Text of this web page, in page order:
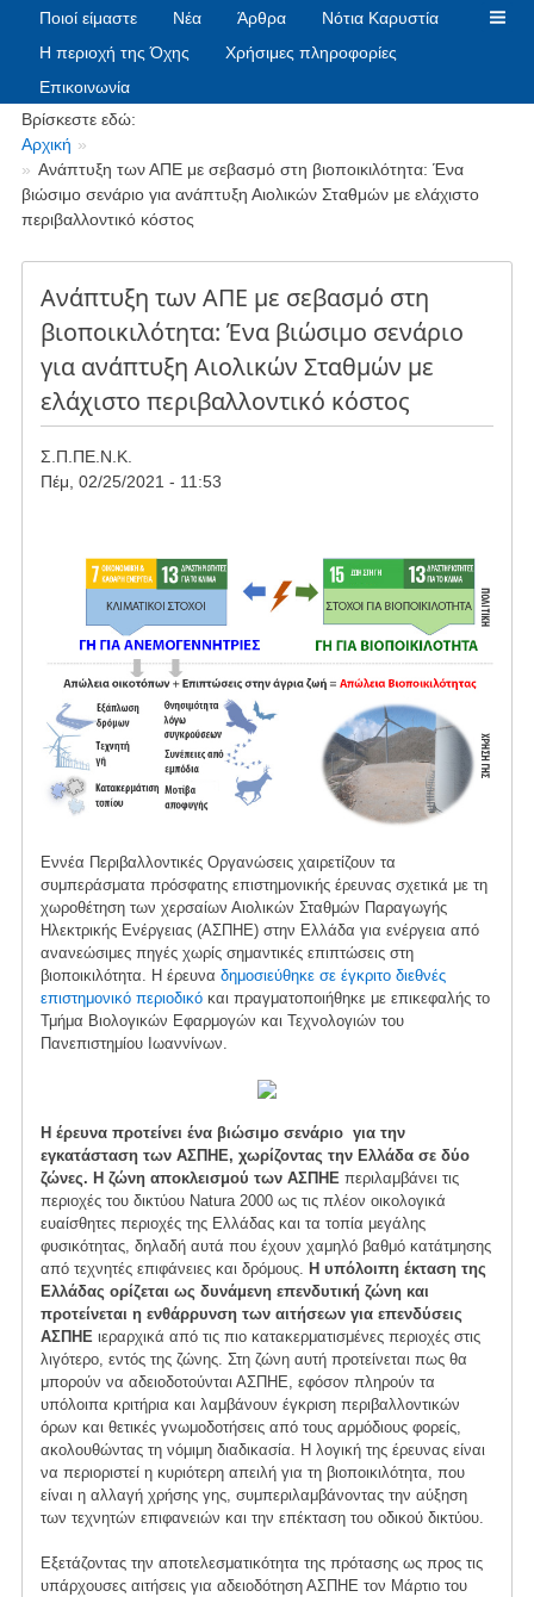
Ποιοί είμαστε Νέα Άρθρα
Νότια Καρυστία
Η περιοχή της Όχης
Χρήσιμες πληροφορίες
Επικοινωνία
Breadcrumbs
Βρίσκεστε εδώ:
Αρχική
Ανάπτυξη των ΑΠΕ με σεβασμό στη βιοποικιλότητα: Ένα
βιώσιμο σενάριο για ανάπτυξη Αιολικών Σταθμών με ελάχιστο
περιβαλλοντικό κόστος
Ανάπτυξη των ΑΠΕ με σεβασμό στη
βιοποικιλότητα: Ένα βιώσιμο σενάριο
για ανάπτυξη Αιολικών Σταθμών με
ελάχιστο περιβαλλοντικό κόστος
Σ.Π.ΠΕ.Ν.Κ.
Πέμ, 02/25/2021 - 11:53
Εννέα Περιβαλλοντικές Οργανώσεις χαιρετίζουν τα
συμπεράσματα πρόσφατης επιστημονικής έρευνας σχετικά με τη
χωροθέτηση των χερσαίων Αιολικών Σταθμών Παραγωγής
Ηλεκτρικής Ενέργειας (ΑΣΠΗΕ) στην Ελλάδα για ενέργεια από
ανανεώσιμες πηγές χωρίς σημαντικές επιπτώσεις στη
βιοποικιλότητα. Η έρευνα δημοσιεύθηκε σε έγκριτο διεθνές
επιστημονικό περιοδικόκαι πραγματοποιήθηκε με επικεφαλής το
Τμήμα Βιολογικών Εφαρμογών και Τεχνολογιών του
Πανεπιστημίου Ιωαννίνων.
Η έρευνα προτείνει ένα βιώσιμο σενάριο για την
εγκατάσταση των ΑΣΠΗΕ, χωρίζοντας την Ελλάδα σε δύο
ζώνες. Η ζώνη αποκλεισμού των ΑΣΠΗΕπεριλαμβάνει τις
περιοχές του δικτύου Natura 2000 ως τις πλέον οικολογικά
ευαίσθητες περιοχές της Ελλάδας και τα τοπία μεγάλης
φυσικότητας, δηλαδή αυτά που έχουν χαμηλό βαθμό κατάτμησης
από τεχνητές επιφάνειες και δρόμους. Η υπόλοιπη έκταση της
Ελλάδας ορίζεται ως δυνάμενη επενδυτική ζώνη και
προτείνεται η ενθάρρυνση των αιτήσεων για επενδύσεις
ΑΣΠΗΕιεραρχικά από τις πιο κατακερματισμένες περιοχές στις
λιγότερο, εντός της ζώνης. Στη ζώνη αυτή προτείνεται πως θα
μπορούν να αδειοδοτούνται ΑΣΠΗΕ, εφόσον πληρούν τα
υπόλοιπα κριτήρια και λαμβάνουν έγκριση περιβαλλοντικών
όρων και θετικές γνωμοδοτήσεις από τους αρμόδιους φορείς,
ακολουθώντας τη νόμιμη διαδικασία. Η λογική της έρευνας είναι
να περιοριστεί η κυριότερη απειλή για τη βιοποικιλότητα, που
είναι η αλλαγή χρήσης γης, συμπεριλαμβάνοντας την αύξηση
των τεχνητών επιφανειών και την επέκταση του οδικού δικτύου.
Εξετάζοντας την αποτελεσματικότητα της πρότασης ως προς τις
υπάρχουσες αιτήσεις για αδειοδότηση ΑΣΠΗΕ τον Μάρτιο του